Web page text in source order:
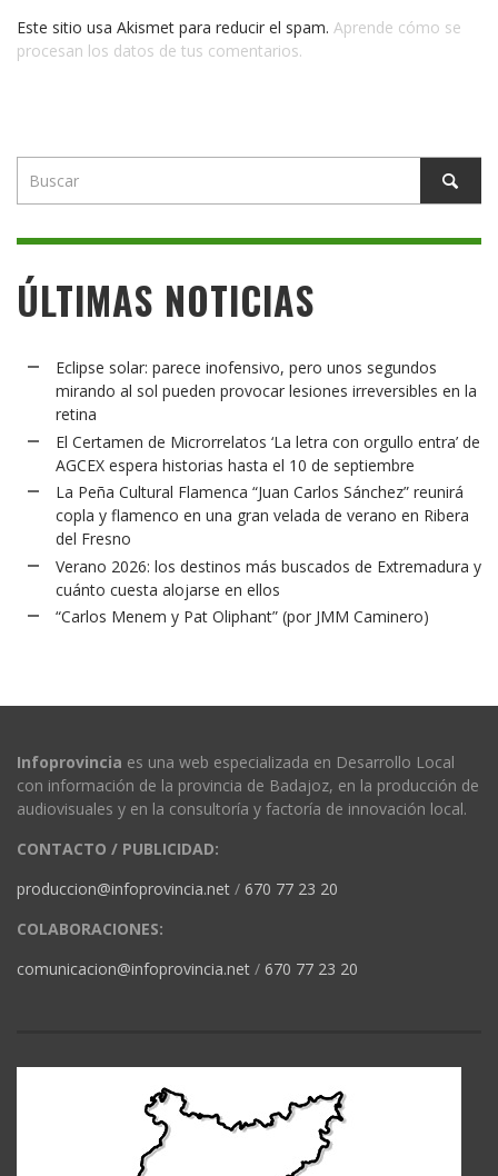
Este sitio usa Akismet para reducir el spam. Aprende cómo se
procesan los datos de tus comentarios.
ÚLTIMAS NOTICIAS
Eclipse solar: parece inofensivo, pero unos segundos
mirando al sol pueden provocar lesiones irreversibles en la
retina
El Certamen de Microrrelatos ‘La letra con orgullo entra’ de
AGCEX espera historias hasta el 10 de septiembre
La Peña Cultural Flamenca “Juan Carlos Sánchez” reunirá
copla y flamenco en una gran velada de verano en Ribera
del Fresno
Verano 2026: los destinos más buscados de Extremadura y
cuánto cuesta alojarse en ellos
“Carlos Menem y Pat Oliphant” (por JMM Caminero)
Infoprovincia es una web especializada en Desarrollo Local
con información de la provincia de Badajoz, en la producción de
audiovisuales y en la consultoría y factoría de innovación local.
CONTACTO / PUBLICIDAD:
produccion@infoprovincia.net / 670 77 23 20
COLABORACIONES:
comunicacion@infoprovincia.net / 670 77 23 20